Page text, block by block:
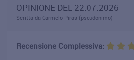
OPINIONE DEL 22.07.2026
Scritta da Carmelo Piras (pseudonimo)
Recensione Complessiva: